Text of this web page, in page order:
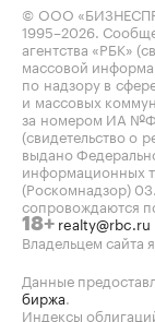
© ООО
1995–2026 .
агентства «РБК»
массовой
по надзору в
и массовых
за номером ИА
(свидетельство о
выдано
информационных
(Роскомнадзор)
сопровождаются
18+ realty@rbc.ru
Владельцем сайта
Данные
биржа
Индексы